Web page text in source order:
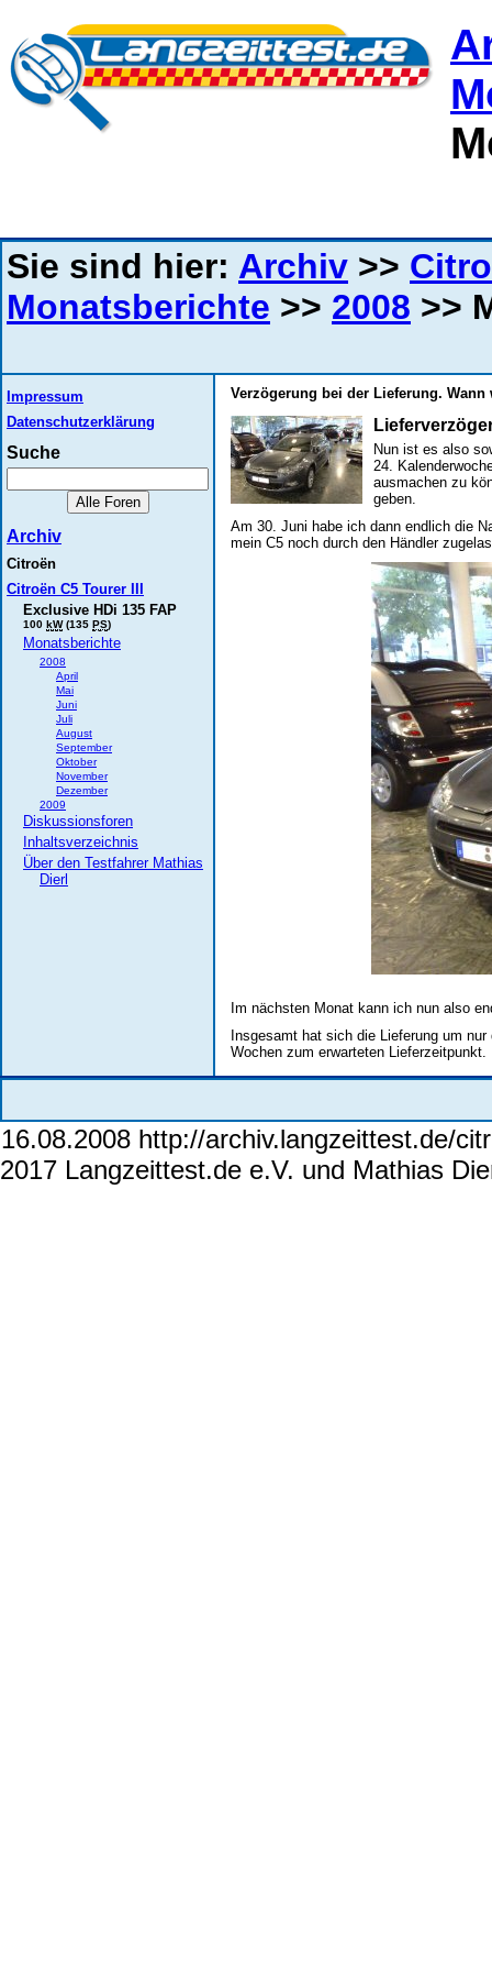
Sie sind hier: Archiv >>
Monatsberichte >> 2008 >>
Impressum
Datenschutzerklärung
Suche
Archiv
Citroën
Citroën C5 Tourer III
Exclusive HDi 135 FAP
100 kW(135 PS)
Monatsberichte
2008
April
Mai
Juni
Juli
August
September
Oktober
November
Dezember
2009
Diskussionsforen
Inhaltsverzeichnis
Über den Testfahrer Mathias
Dierl
Verzögerung bei der Lieferung.
Nun ist es also
24.
ausmachen zu
geben.
Am 30. Juni habe ich dann endlich die
mein C5 noch durch den Händler
Im nächsten Monat kann ich nun also
Insgesamt hat sich die Lieferung um
Wochen zum erwarteten
16.08.2008 http://archiv.langzeittest.de/
2017 Langzeittest.de e.V. und Mathias